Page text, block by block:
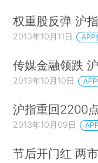
权重股反弹 沪
2013年10月11日 APP
传媒金融领跌
2013年10月10日
沪指重回2200
2013年10月09日
节后开门红 两